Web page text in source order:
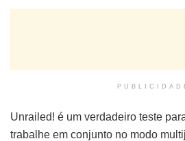
Unrailed! é um verdadeiro teste
trabalhe em conjunto no modo